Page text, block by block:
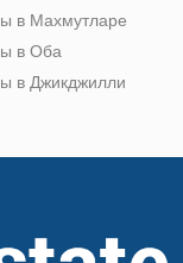
в Махмутларе
в Оба
в Джикджилли